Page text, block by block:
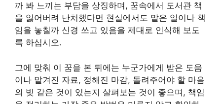
까 봐 느끼는 부담을 상징하며, 꿈속에서 도서관 책
을 잃어버려 난처했다면 현실에서도 맡은 일이나 책
임을 놓칠까 신경 쓰고 있음을 제대로 인식해 보도
록 하십시오.
그에 맞춰 이 꿈을 본 뒤에는 누군가에게 받은 도움
이나 맡겨진 자료, 정해진 마감, 돌려주어야 할 마음
의 빚 같은 것이 있는지 살펴보는 것이 좋으며, 책임